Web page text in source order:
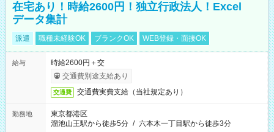
在宅あり！時給2600円！独立行政法人！Excel
データ集計
派遣 職種未経験OK ブランクOK WEB登録・面接OK
給与
時給2600円＋交
交通費別途支給あり
交通費 交通費実費支給（当社規定あり）
勤務地
東京都港区
溜池山王駅から徒歩5分 / 六本木一丁目駅から徒歩3分